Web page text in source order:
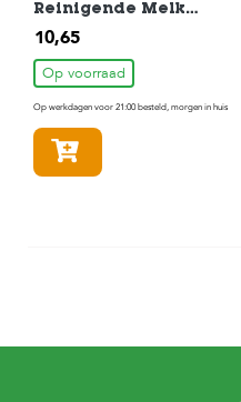
Reinigende Melk
Oren 100ml
10,65
Op voorraad
Op werkdagen voor 21:00 besteld, morgen in huis